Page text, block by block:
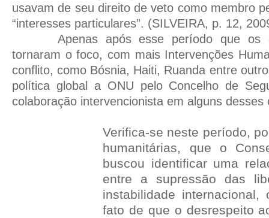
usavam de seu direito de veto como membro
“interesses particulares”. (SILVEIRA, p. 12,
Apenas após esse período que os
tornaram o foco, com mais Intervenções
conflito, como Bósnia, Haiti, Ruanda entre
política global a ONU pelo Concelho de
colaboração intervencionista em alguns desses
Verifica-se neste período,
humanitárias, que o
buscou identificar uma
entre a supressão das
instabilidade
fato de que o desrespeito